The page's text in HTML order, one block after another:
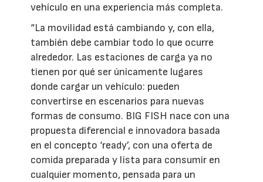
vehículo en una experiencia más completa.
“La movilidad está cambiando y, con ella,
también debe cambiar todo lo que ocurre
alrededor. Las estaciones de carga ya no
tienen por qué ser únicamente lugares
donde cargar un vehículo: pueden
convertirse en escenarios para nuevas
formas de consumo. BIG FISH nace con una
propuesta diferencial e innovadora basada
en el concepto ‘ready’, con una oferta de
comida preparada y lista para consumir en
cualquier momento, pensada para un